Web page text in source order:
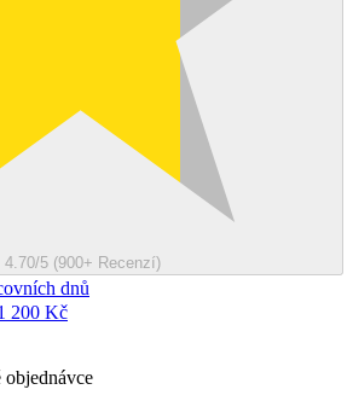
4.70/5 (900+ Recenzí)
dnů
200 Kč
objednávce